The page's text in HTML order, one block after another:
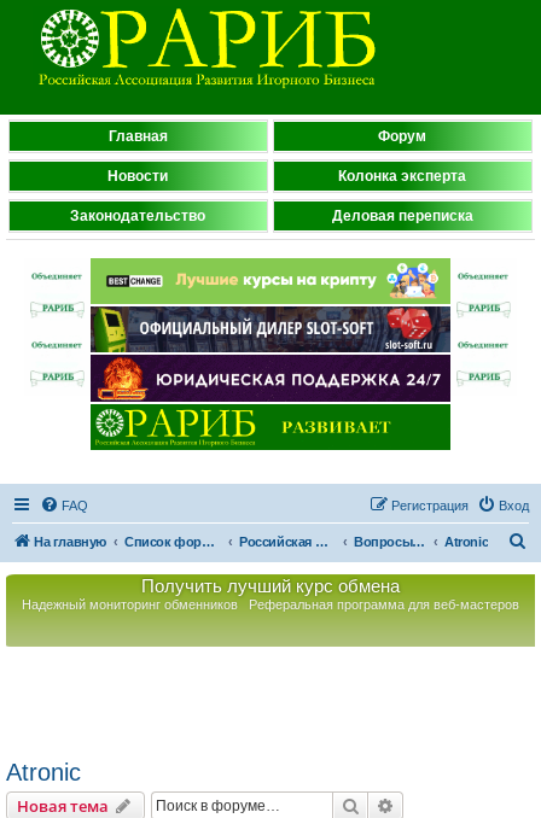
Главная Форум
Новости Колонка эксперта
Законодательство Деловая переписка
FAQ Вход
Регистрация
На главную Список форумов Российская Ассоциация Развития Игорного Бизнеса Вопросы по игорному оборудованию Atronic
Получить лучший курс обмена
Надежный мониторинг обменников Реферальная программа для веб-мастеров
Atronic
Новая тема Поиск